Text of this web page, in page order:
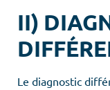
II)
Le diagnostic